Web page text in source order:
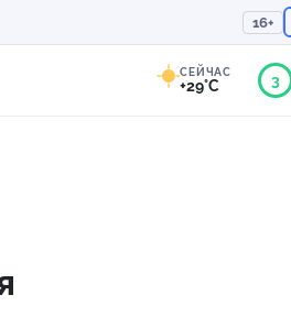
16+
СЕЙЧАС
+29°C 3